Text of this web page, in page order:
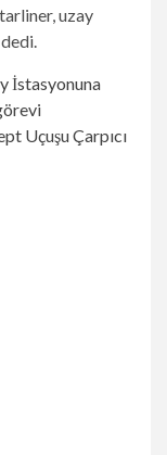
uzay
İstasyonuna
Uçuşu Çarpıcı